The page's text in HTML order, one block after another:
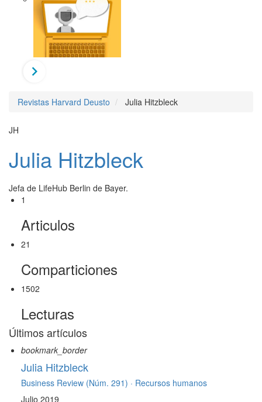
Revistas Harvard Deusto Julia Hitzbleck
JH
Julia Hitzbleck
Jefa de LifeHub Berlin de Bayer.
1
Articulos
21
Comparticiones
1502
Lecturas
Últimos artículos
bookmark_border
Julia Hitzbleck
Business Review (Núm. 291) · Recursos humanos
Julio 2019